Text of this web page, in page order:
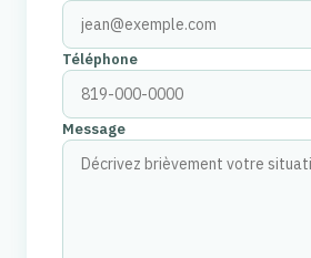
Téléphone
Message